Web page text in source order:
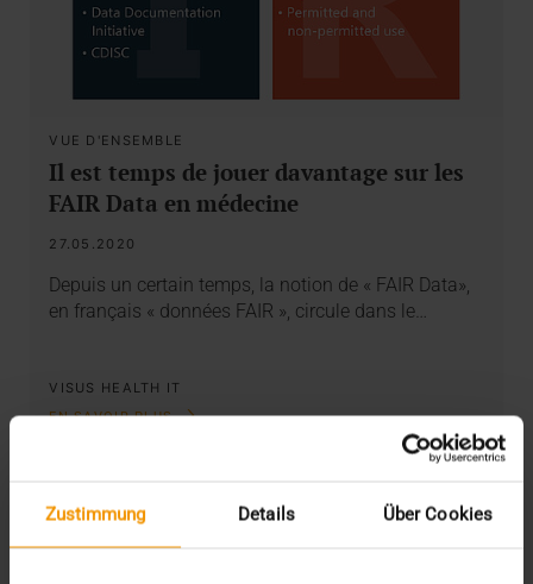
Zustimmung Details Über Cookies
VUE D'ENSEMBLE
Il est temps de jouer davantage sur les
FAIR Data en médecine
27.05.2020
Depuis un certain temps, la notion de « FAIR Data»,
en français « données FAIR », circule dans le…
VISUS HEALTH IT
EN SAVOIR PLUS